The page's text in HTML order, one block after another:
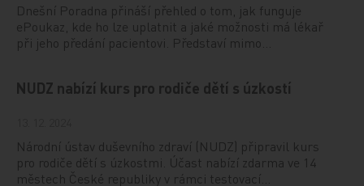
Dnešní Poradna přináší přehled o tom, jak funguje
ePoukaz, kde ho lze uplatnit a jaké možnosti má lékař
při jeho předání pacientovi. Představí mimo…
NUDZ nabízí kurs pro rodiče dětí s úzkostí
Národní ústav duševního zdraví (NUDZ) připravil kurs
pro rodiče dětí s úzkostmi. Účast nabízí zdarma ve 14
městech České republiky v rámci testovací…